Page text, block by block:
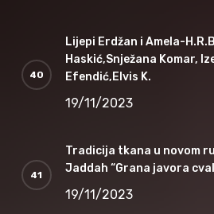
Lijepi Erdžan i Amela-
Haskić,Snježana Komar,
Efendić,Elvis K.
19/11/2023
Tradicija tkana u novom
Jaddah “Grana javora
19/11/2023